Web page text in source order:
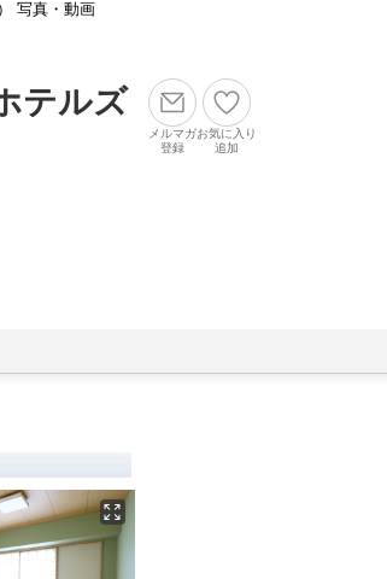
写真・動画
テルズ
メルマガ
登録
お気に入り
追加